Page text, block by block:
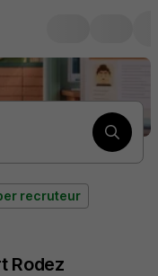
recruteur
Rodez